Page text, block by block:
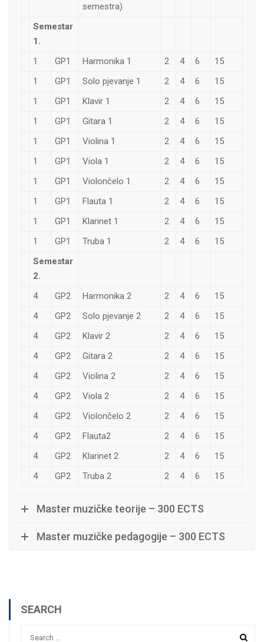
semestra)
Semestar
1.
1
GP1 Harmonika 1 2 4 6
15
1
GP1 Solo pjevanje 1 2 4 6
15
1
GP1 Klavir 1 2 4 6
15
1
GP1 Gitara 1 2 4 6
15
1
GP1 Violina 1 2 4 6
15
1
GP1 Viola 1 2 4 6
15
1
GP1 Violončelo 1 2 4 6
15
1
GP1 Flauta 1 2 4 6
15
1
GP1 Klarinet 1 2 4 6
15
1
GP1 Truba 1 2 4 6
15
Semestar
2.
4
GP2 Harmonika 2 2 4 6
15
4
GP2 Solo pjevanje 2 2 4 6
15
4
GP2 Klavir 2 2 4 6
15
4
GP2 Gitara 2 2 4 6
15
4
GP2 Violina 2 2 4 6
15
4
GP2 Viola 2 2 4 6
15
4
GP2 Violončelo 2 2 4 6
15
4
GP2 Flauta2 2 4 6
15
4
GP2 Klarinet 2 2 4 6
15
4
GP2 Truba 2 2 4 6 15
Master muzičke teorije – 300 ECTS
Master muzičke pedagogije – 300 ECTS
SEARCH